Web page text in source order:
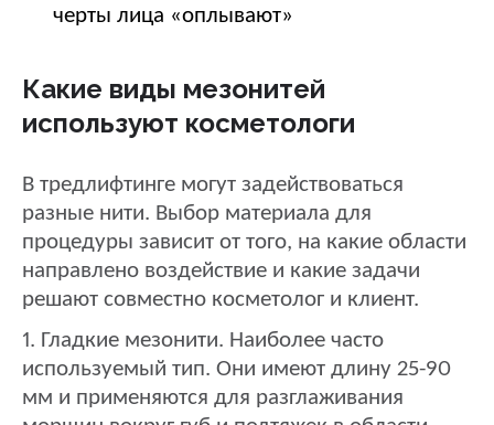
черты лица «оплывают»
Какие виды мезонитей
используют косметологи
В тредлифтинге могут задействоваться
разные нити. Выбор материала для
процедуры зависит от того, на какие области
направлено воздействие и какие задачи
решают совместно косметолог и клиент.
1. Гладкие мезонити. Наиболее часто
используемый тип. Они имеют длину 25-90
мм и применяются для разглаживания